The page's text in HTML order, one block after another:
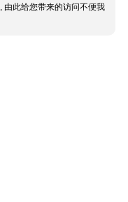
由此给您带来的访问不便我